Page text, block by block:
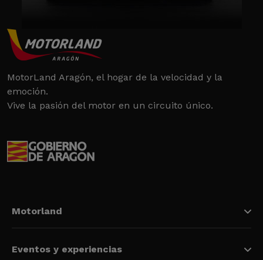
MotorLand Aragón, el hogar de la velocidad y la
emoción.
Vive la pasión del motor en un circuito único.
Motorland
Eventos y experiencias